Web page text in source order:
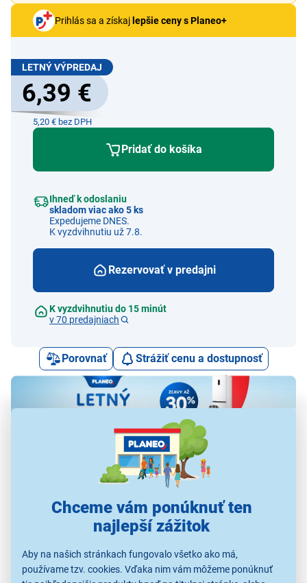
Chceme vám ponúknuť ten
najlepší zážitok
Aby na našich stránkach fungovalo všetko ako má,
používame tzv. cookies. Vďaka nim vám môžeme ponúknuť
Prihlás sa a získaj lepšie ceny s Planeo+
LETNÝ VÝPREDAJ
6,39 €
5,20 € bez DPH
Pridať do košíka
Ihneď k odoslaniu
skladom viac ako 5 ks
Expedujeme DNES.
K vyzdvihnutiu už 7.8.
Rezervovať v predajni
K vyzdvihnutiu do 15 minút
v 70 predajniach
Porovnať Strážiť cenu a dostupnosť
Alternatívy k tomuto produktu